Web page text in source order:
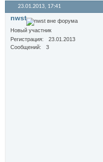
23.01.2013, 17:41
nwst
Новый участник
Регистрация
23.01.2013
Сообщений
3